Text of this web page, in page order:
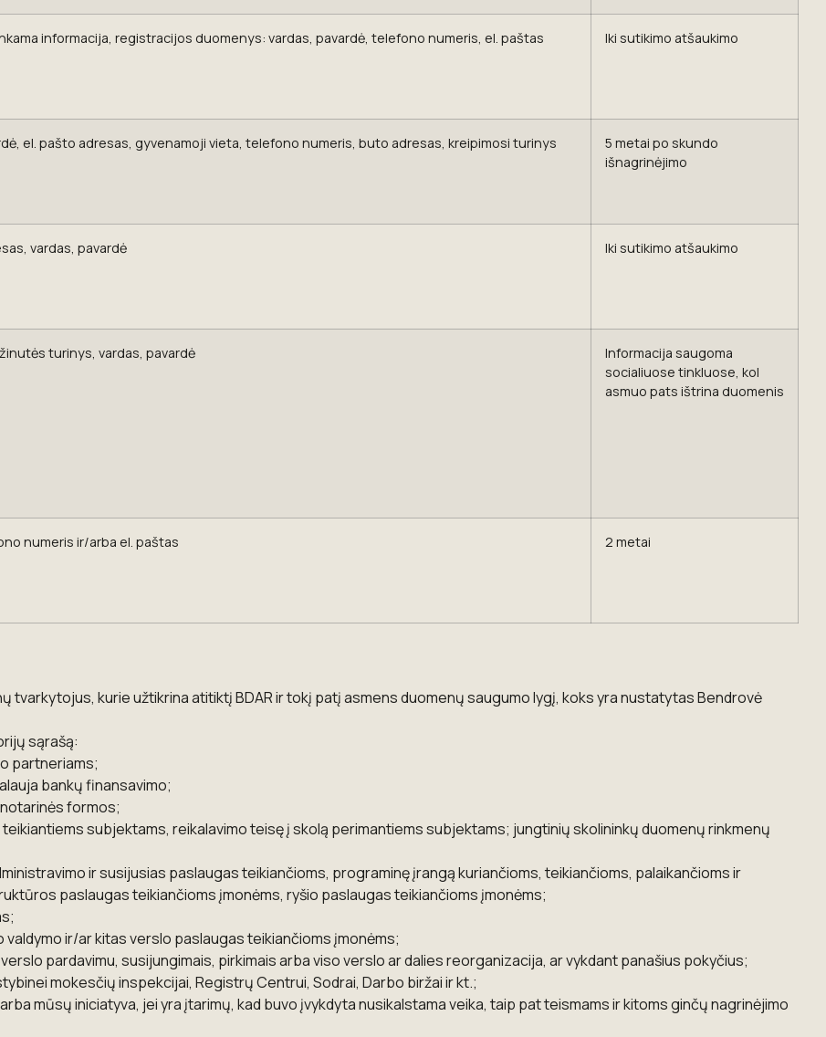
informacija, registracijos duomenys: vardas, pavardė, telefono numeris, el. paštas Iki sutikimo atšaukimo
el. pašto adresas, gyvenamoji vieta, telefono numeris, buto adresas, kreipimosi turinys
5 metai po skundo
išnagrinėjimo
vardas, pavardė Iki sutikimo atšaukimo
turinys, vardas, pavardė
Informacija saugoma
socialiuose tinkluose, kol
asmuo pats ištrina duomenis
numeris ir/arba el. paštas 2 metai
tvarkytojus, kurie užtikrina atitiktį BDAR ir tokį patį asmens duomenų saugumo lygį, koks yra nustatytas Bendrovė
sąrašą:
partneriams;
bankų finansavimo;
formos;
subjektams, reikalavimo teisę į skolą perimantiems subjektams; jungtinių skolininkų duomenų rinkmenų
ir susijusias paslaugas teikiančioms, programinę įrangą kuriančioms, teikiančioms, palaikančioms ir
paslaugas teikiančioms įmonėms, ryšio paslaugas teikiančioms įmonėms;
ir/ar kitas verslo paslaugas teikiančioms įmonėms;
pardavimu, susijungimais, pirkimais arba viso verslo ar dalies reorganizacija, ar vykdant panašius pokyčius;
mokesčių inspekcijai, Registrų Centrui, Sodrai, Darbo biržai ir kt.;
mūsų iniciatyva, jei yra įtarimų, kad buvo įvykdyta nusikalstama veika, taip pat teismams ir kitoms ginčų nagrinėjimo